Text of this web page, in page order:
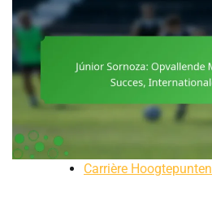
Carrière Hoogtepunten